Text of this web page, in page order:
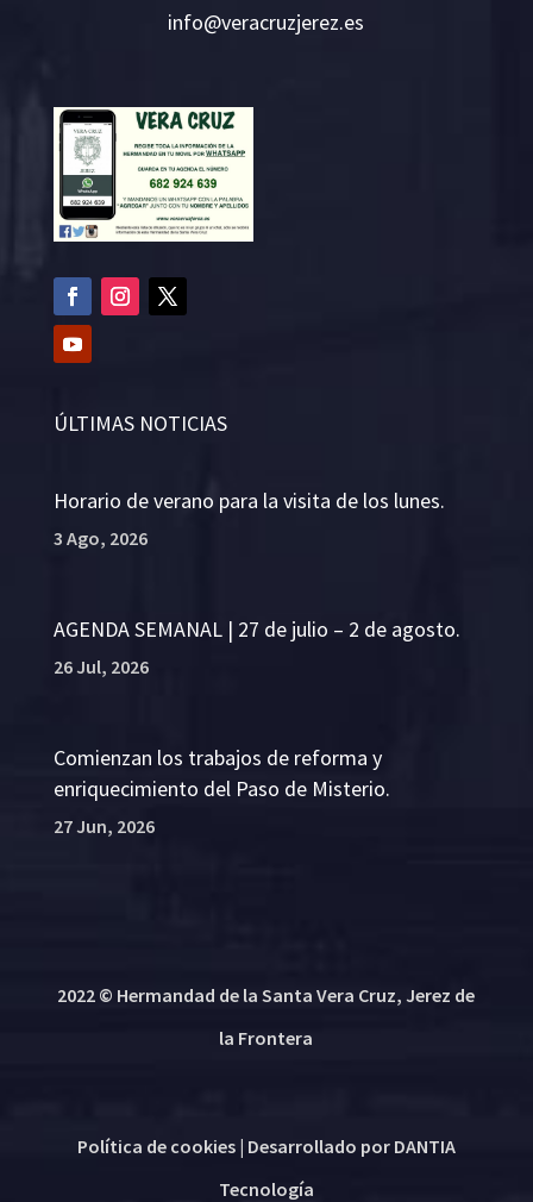
se.ze
rejzu
rcare
v@ofn
i
ÚLTIMAS NOTICIAS
Horario de verano para la visita de los lunes.
3 Ago, 2026
AGENDA SEMANAL | 27 de julio – 2 de agosto.
26 Jul, 2026
Comienzan los trabajos de reforma y
enriquecimiento del Paso de Misterio.
27 Jun, 2026
2022 © Hermandad de la Santa Vera Cruz, Jerez de
la Frontera
Política de cookies| Desarrollado por DANTIA
Tecnología